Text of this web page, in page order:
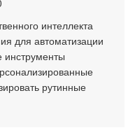
интеллекта
для автоматизации
инструменты
рутинные